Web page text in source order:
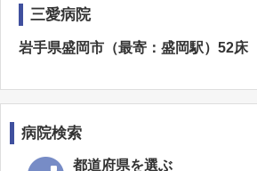
三愛病院
岩手県盛岡市（最寄：盛岡駅）52床
病院検索
都道府県を選ぶ